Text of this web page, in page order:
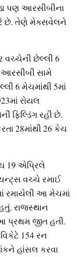
પણ આરસીબીના
છે. તેણે મેક્સવેલને
છેલ્લી 6
આરસીબી સામે
6 મેચમાંથી 5માં
રોયલ
ફિલ્ડિંગ રહી છે.
28માંથી 26 કેચ
19 એપ્રિલે
વચ્ચે રમાઈ
રમાયેલી આ મેચમાં
રાજસ્થાન
પ્રથમ જીત હતી.
154 રન
હાંસલ કરવા